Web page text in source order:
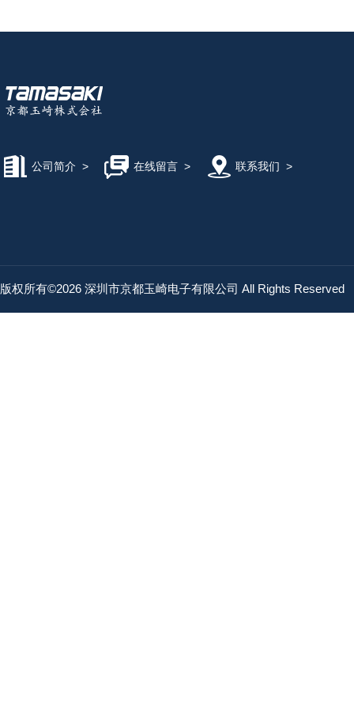
公司简介 > 在线留言> 联系我们 >
版权所有©2026 深圳市京都玉崎电子有限公司 All Rights Reserved